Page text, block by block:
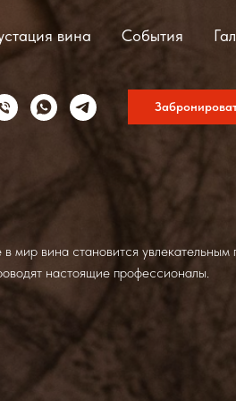
вина События
мир вина становится увлекательным
настоящие профессионалы.